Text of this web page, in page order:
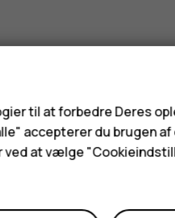
til at forbedre Deres
accepterer du brugen
at vælge